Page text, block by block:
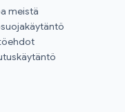
meistä